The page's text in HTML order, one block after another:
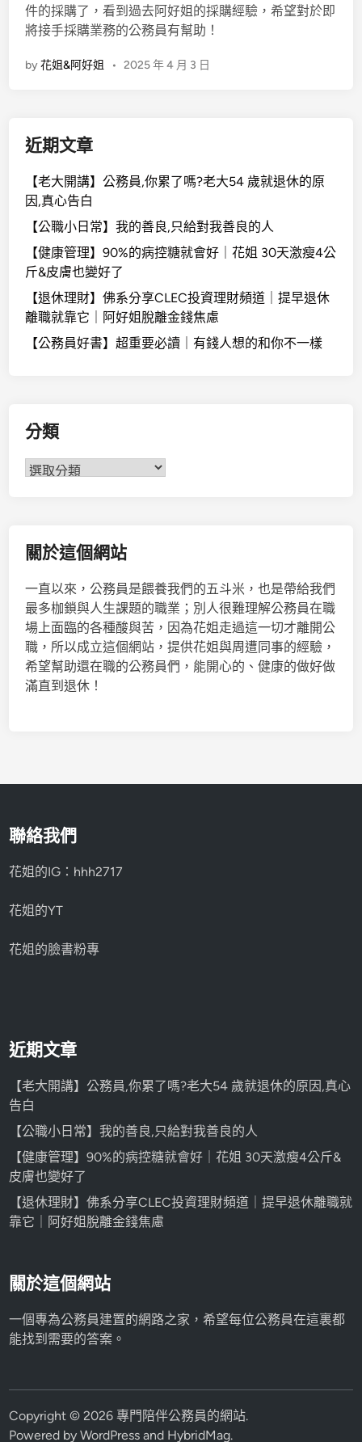
件的採購了，看到過去阿好姐的採購經驗，希望對於即
將接手採購業務的公務員有幫助！
by花姐&阿好姐 • 2025 年 4 月 3 日
近期文章
【老大開講】公務員,你累了嗎?老大54 歲就退休的原
因,真心告白
【公職小日常】我的善良,只給對我善良的人
【健康管理】90%的病控糖就會好｜花姐 30天激瘦4公
斤&皮膚也變好了
【退休理財】佛系分享CLEC投資理財頻道｜提早退休
離職就靠它｜阿好姐脫離金錢焦慮
【公務員好書】超重要必讀｜有錢人想的和你不一樣
分類
分
關於這個網站
一直以來，公務員是餵養我們的五斗米，也是帶給我們
最多枷鎖與人生課題的職業；別人很難理解公務員在職
場上面臨的各種酸與苦，因為花姐走過這一切才離開公
職，所以成立這個網站，提供花姐與周遭同事的經驗，
希望幫助還在職的公務員們，能開心的、健康的做好做
滿直到退休！
聯絡我們
花姐的IG：hhh2717
花姐的YT
花姐的臉書粉專
近期文章
【老大開講】公務員,你累了嗎?老大54 歲就退休的原因,真心
告白
【公職小日常】我的善良,只給對我善良的人
【健康管理】90%的病控糖就會好｜花姐 30天激瘦4公斤&
皮膚也變好了
【退休理財】佛系分享CLEC投資理財頻道｜提早退休離職就
靠它｜阿好姐脫離金錢焦慮
關於這個網站
一個專為公務員建置的網路之家，希望每位公務員在這裏都
能找到需要的答案。
Copyright © 2026專門陪伴公務員的網站.
Powered byWordPress and HybridMag.